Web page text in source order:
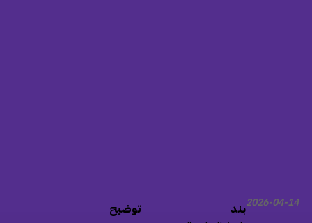
2026-04-14بند
توضيح